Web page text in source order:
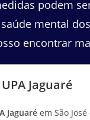
podem
mental
encontrar
Jaguaré
Jaguaré em São